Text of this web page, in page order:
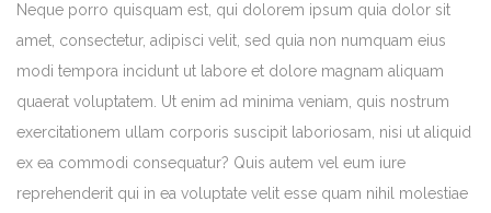
Neque porro quisquam est, qui dolorem ipsum quia dolor sit
amet, consectetur, adipisci velit, sed quia non numquam eius
modi tempora incidunt ut labore et dolore magnam aliquam
quaerat voluptatem. Ut enim ad minima veniam, quis nostrum
exercitationem ullam corporis suscipit laboriosam, nisi ut aliquid
ex ea commodi consequatur? Quis autem vel eum iure
reprehenderit qui in ea voluptate velit esse quam nihil molestiae